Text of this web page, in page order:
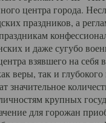
центра города.
праздников, а
и даже сугубо
взявшего на
веры, так и
крупных
для горожан